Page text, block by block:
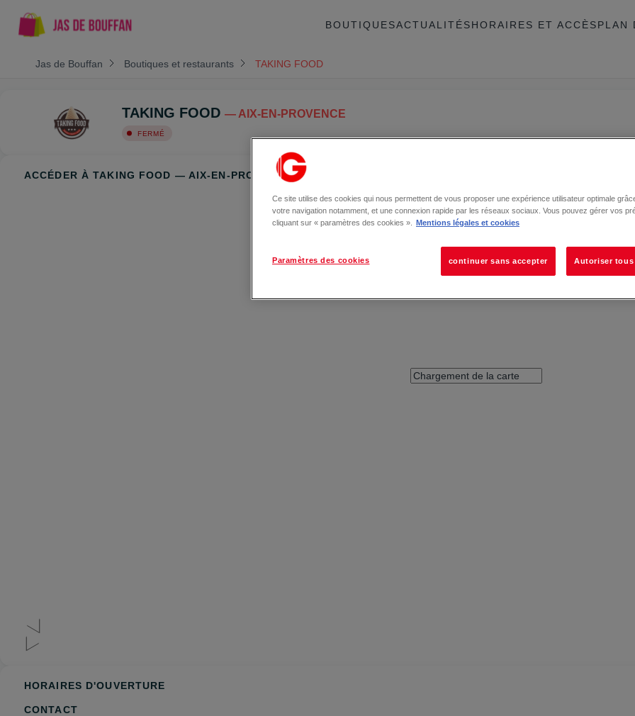
BOUTIQUESACTUALITÉSHORAIRES ET ACCÈSPLAN
Jas de Bouffan Boutiques et restaurants TAKING FOOD
TAKING FOOD — AIX-EN-PROVENCE
FERMÉ
ACCÉDER À TAKING FOOD — AIX-EN-PROVENCE
HORAIRES D'OUVERTURE
CONTACT
Ce site utilise des cookies qui nous permettent de vous proposer une expérience utilisateur optimale
votre navigation notamment, et une connexion rapide par les réseaux sociaux. Vous pouvez gérer vos
cliquant sur « paramètres des cookies ».
Mentions légales et cookies
Paramètres des cookies continuer sans accepter Autoriser